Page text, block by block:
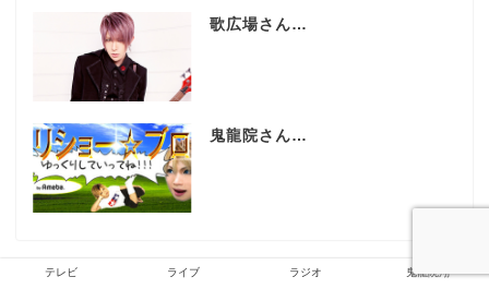
歌広場さん…
鬼龍院さん…
テレビ ライブ ラジオ 鬼龍院翔